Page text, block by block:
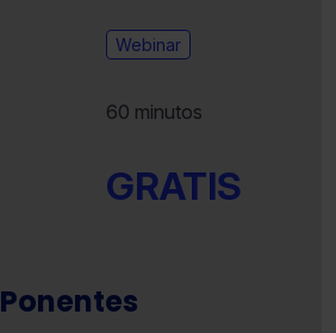
Webinar
60 minutos
GRATIS
Ponentes